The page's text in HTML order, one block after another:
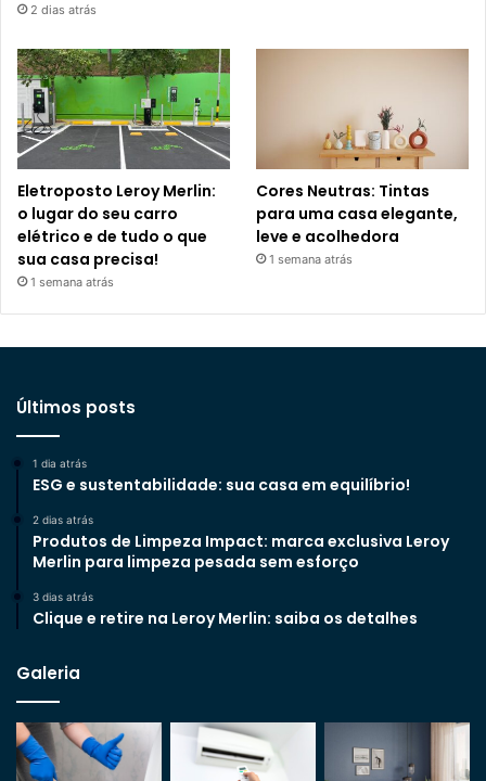
2 dias atrás
Eletroposto Leroy Merlin:
o lugar do seu carro
elétrico e de tudo o que
sua casa precisa!
1 semana atrás
Cores Neutras: Tintas
para uma casa elegante,
leve e acolhedora
1 semana atrás
Últimos posts
1 dia atrás
ESG e sustentabilidade: sua casa em equilíbrio!
2 dias atrás
Produtos de Limpeza Impact: marca exclusiva Leroy
Merlin para limpeza pesada sem esforço
3 dias atrás
Clique e retire na Leroy Merlin: saiba os detalhes
Galeria